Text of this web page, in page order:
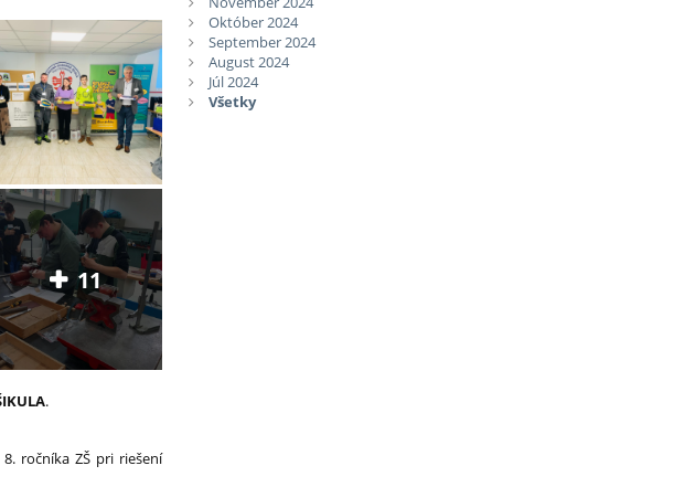
11
.
ročníka ZŠ pri riešení
Október 2024
September 2024
August 2024
Júl 2024
Všetky